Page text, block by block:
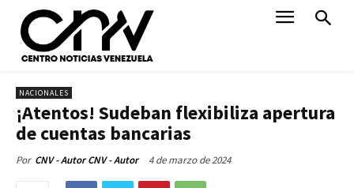
NACIONALES
¡Atentos! Sudeban flexibiliza apertura
de cuentas bancarias
Por CNV - Autor CNV - Autor 4 de marzo de 2024